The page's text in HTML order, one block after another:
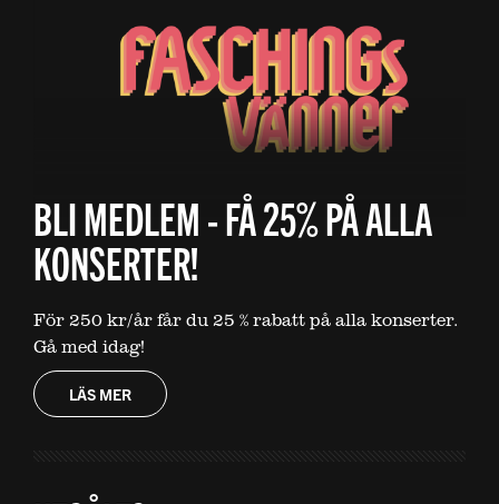
BLI MEDLEM - FÅ 25% PÅ ALLA
KONSERTER!
För 250 kr/år får du 25 % rabatt på alla konserter.
Gå med idag!
LÄS MER